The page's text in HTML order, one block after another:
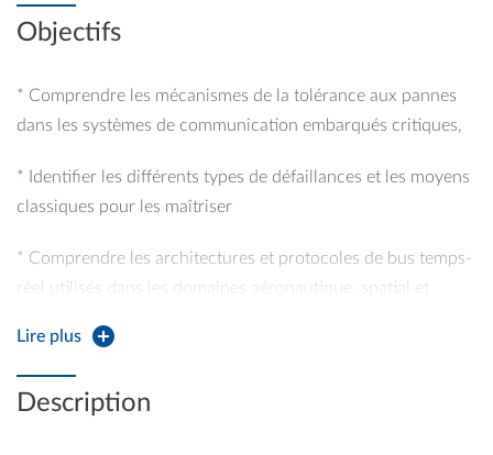
Objectifs
* Comprendre les mécanismes de la tolérance aux pannes
dans les systèmes de communication embarqués critiques,
* Identifier les différents types de défaillances et les moyens
classiques pour les maîtriser
* Comprendre les architectures et protocoles de bus temps-
réel utilisés dans les domaines aéronautique, spatial et
SpaceWire).
Lire plus
Description